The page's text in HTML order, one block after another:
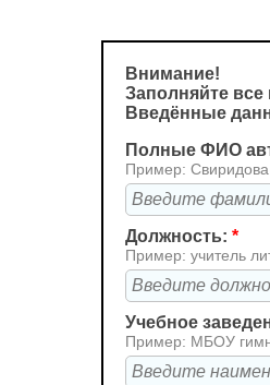
Внимание!
Заполняйте все
Введённые
Полные ФИО
Пример:
Должность: *
Пример: учитель
Учебное
Пример: МБОУ